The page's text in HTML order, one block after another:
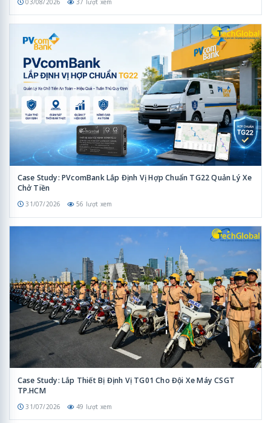
Case Study: PVcomBank Lắp Định Vị Hợp Chuẩn TG22 Quản Lý Xe
Chở Tiền
31/07/2026 56 lượt xem
Case Study: Lắp Thiết Bị Định Vị TG01 Cho Đội Xe Máy CSGT
TP.HCM
31/07/2026 49 lượt xem